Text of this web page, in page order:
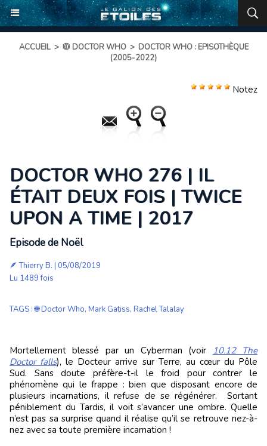
ACCUEIL > 🧥 DOCTOR WHO > DOCTOR WHO : EPISOTHÈQUE
(2005-2022)
Notez
DOCTOR WHO 276 | IL
ÉTAIT DEUX FOIS | TWICE
UPON A TIME | 2017
Episode de Noël
🪶Thierry B. | 05/08/2019
Lu 1489 fois
TAGS :🌐 Doctor Who, Mark Gatiss, Rachel Talalay
Mortellement blessé par un Cyberman (voir
10.12 The
Doctor falls), le Docteur arrive sur Terre, au cœur du Pôle
Sud. Sans doute préfère-t-il le froid pour contrer le
phénomène qui le frappe : bien que disposant encore de
plusieurs incarnations, il refuse de se régénérer. Sortant
péniblement du Tardis, il voit s’avancer une ombre. Quelle
n’est pas sa surprise quand il réalise qu’il se retrouve nez-à-
nez avec sa toute première incarnation !